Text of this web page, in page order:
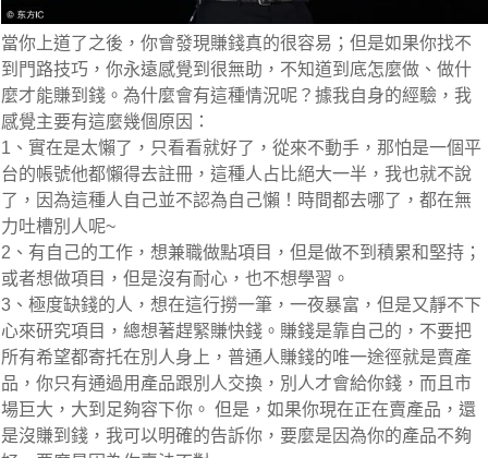
當你上道了之後，你會發現賺錢真的很容易；但是如果你找不
到門路技巧，你永遠感覺到很無助，不知道到底怎麼做、做什
麼才能賺到錢。為什麼會有這種情況呢？據我自身的經驗，我
感覺主要有這麼幾個原因：
1、實在是太懶了，只看看就好了，從來不動手，那怕是一個平
台的帳號他都懶得去註冊，這種人占比絕大一半，我也就不說
了，因為這種人自己並不認為自己懶！時間都去哪了，都在無
力吐槽別人呢~
2、有自己的工作，想兼職做點項目，但是做不到積累和堅持；
或者想做項目，但是沒有耐心，也不想學習。
3、極度缺錢的人，想在這行撈一筆，一夜暴富，但是又靜不下
心來研究項目，總想著趕緊賺快錢。賺錢是靠自己的，不要把
所有希望都寄托在別人身上，普通人賺錢的唯一途徑就是賣產
品，你只有通過用產品跟別人交換，別人才會給你錢，而且市
場巨大，大到足夠容下你。 但是，如果你現在正在賣產品，還
是沒賺到錢，我可以明確的告訴你，要麼是因為你的產品不夠